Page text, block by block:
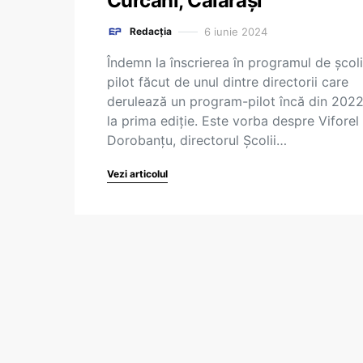
Redacția 6 iunie 2024
Îndemn la înscrierea în programul de
pilot făcut de unul dintre directorii care
derulează un program-pilot încă din
la prima ediție. Este vorba despre Viforel
Dorobanțu, directorul Școlii…
Vezi articolul